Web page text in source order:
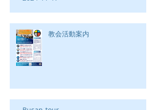
教会活動案内